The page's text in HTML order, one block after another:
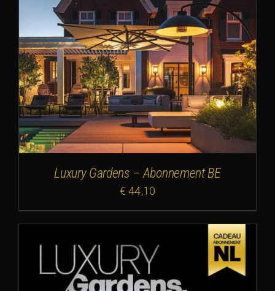
Luxury Gardens – Abonnement BE
€ 44,10